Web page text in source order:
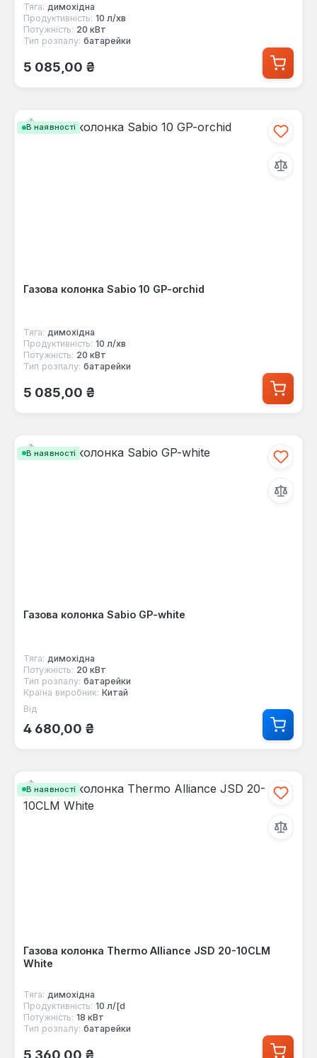
Тяга: димохідна
Продуктивність: 10 л/хв
Потужність: 20 кВт
Тип розпалу: батарейки
Звичайна ціна:
5 085,00 ₴
В наявності
Газова колонка Sabio 10 GP-orchid
Тяга: димохідна
Продуктивність: 10 л/хв
Потужність: 20 кВт
Тип розпалу: батарейки
Звичайна ціна:
5 085,00 ₴
В наявності
Газова колонка Sabio GP-white
Тяга: димохідна
Потужність: 20 кВт
Тип розпалу: батарейки
Країна виробник: Китай
Звичайна ціна:
Від
4 680,00 ₴
В наявності
Газова колонка Thermo Alliance JSD 20-10CLM
White
Тяга: димохідна
Продуктивність: 10 л/[d
Потужність: 18 кВт
Тип розпалу: батарейки
Звичайна ціна:
5 360,00 ₴